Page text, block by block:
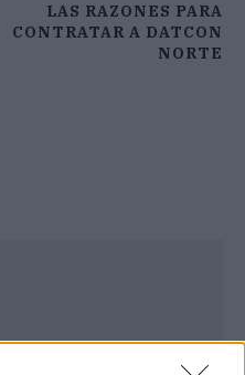
LAS RAZONES PARA
CONTRATAR A DATCON
NORTE